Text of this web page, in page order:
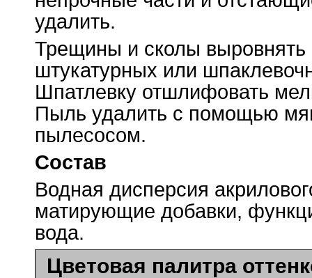
удалить.
Трещины и сколы
штукатурных или
Шпатлевку отшлифовать
Пыль удалить с помощью
пылесосом.
Состав
Водная дисперсия
матирующие добавки,
вода.
Цветовая палитра